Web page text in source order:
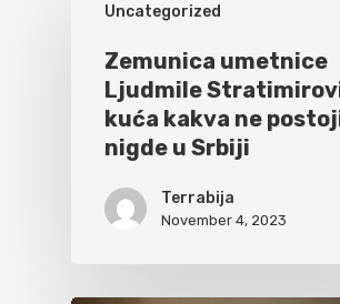
Uncategorized
Zemunica umetnice
Ljudmile
kuća kakva ne
nigde u Srbiji
Terrabija
November 4, 2023